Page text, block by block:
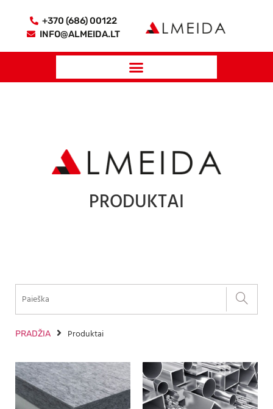
+370 (686) 00122
INFO@ALMEIDA.LT
PRODUKTAI
PRADŽIA Produktai